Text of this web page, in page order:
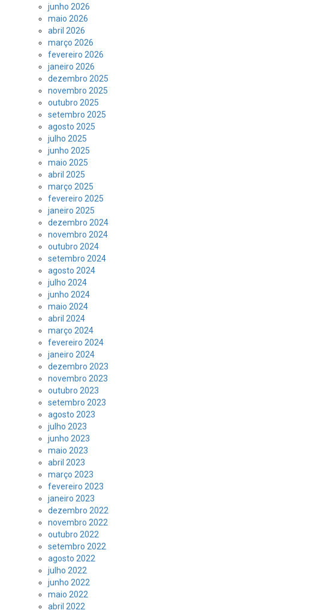
junho 2026
maio 2026
abril 2026
março 2026
fevereiro 2026
janeiro 2026
dezembro 2025
novembro 2025
outubro 2025
setembro 2025
agosto 2025
julho 2025
junho 2025
maio 2025
abril 2025
março 2025
fevereiro 2025
janeiro 2025
dezembro 2024
novembro 2024
outubro 2024
setembro 2024
agosto 2024
julho 2024
junho 2024
maio 2024
abril 2024
março 2024
fevereiro 2024
janeiro 2024
dezembro 2023
novembro 2023
outubro 2023
setembro 2023
agosto 2023
julho 2023
junho 2023
maio 2023
abril 2023
março 2023
fevereiro 2023
janeiro 2023
dezembro 2022
novembro 2022
outubro 2022
setembro 2022
agosto 2022
julho 2022
junho 2022
maio 2022
abril 2022